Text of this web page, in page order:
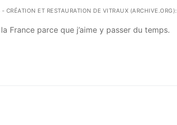
CRÉATION ET RESTAURATION DE VITRAUX (ARCHIVE.ORG):
France parce que j’aime y passer du temps.